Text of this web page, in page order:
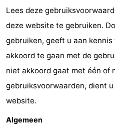
Voor
kinderen
Overnachten
Appartementen
-
Holiday
-
Lees deze
deze website te gebruiken.
gebruiken, geeft u aan
akkoord te gaan met de
niet akkoord gaat met één of
gebruiksvoorwaarden, dient
website.
Algemeen